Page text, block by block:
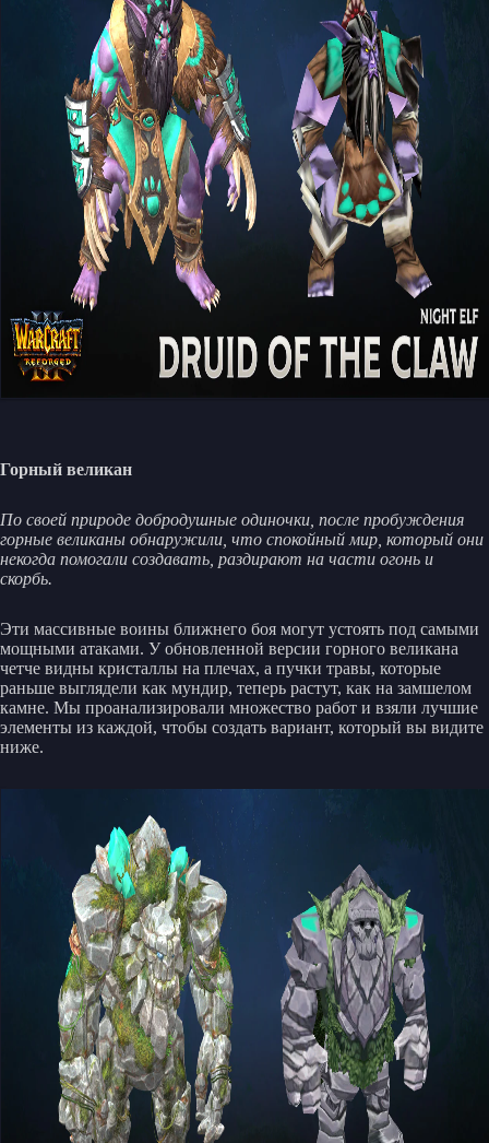
Горный великан
По своей природе добродушные одиночки, после пробуждения
горные великаны обнаружили, что спокойный мир, который они
некогда помогали создавать, раздирают на части огонь и
скорбь.
Эти массивные воины ближнего боя могут устоять под самыми
мощными атаками. У обновленной версии горного великана
четче видны кристаллы на плечах, а пучки травы, которые
раньше выглядели как мундир, теперь растут, как на замшелом
камне. Мы проанализировали множество работ и взяли лучшие
элементы из каждой, чтобы создать вариант, который вы видите
ниже.